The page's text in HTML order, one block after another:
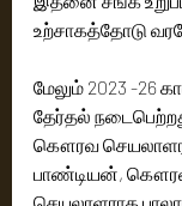
உற்சாகத்தோடு
மேலும் 2023 -26
தேர்தல்
கௌரவ
பாண்டியன்,